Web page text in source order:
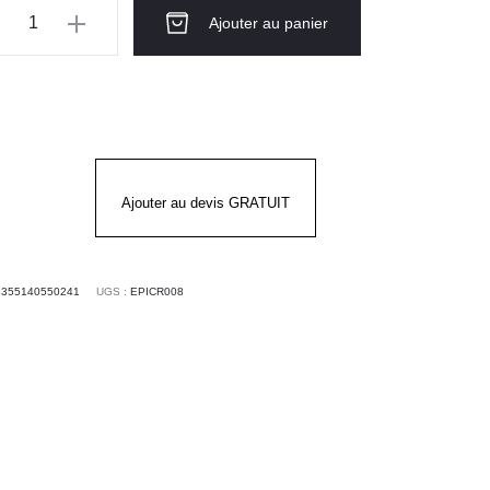
Ajouter au panier
Ajouter au devis GRATUIT
UGS : EPICR008